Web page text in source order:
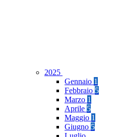
2025
Gennaio 1
Febbraio 5
Marzo 1
Aprile 5
Maggio 1
Giugno 5